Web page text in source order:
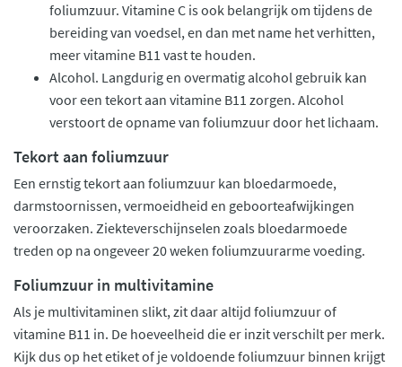
foliumzuur. Vitamine C is ook belangrijk om tijdens de
bereiding van voedsel, en dan met name het verhitten,
meer vitamine B11 vast te houden.
Alcohol. Langdurig en overmatig alcohol gebruik kan
voor een tekort aan vitamine B11 zorgen. Alcohol
verstoort de opname van foliumzuur door het lichaam.
Tekort aan foliumzuur
Een ernstig tekort aan foliumzuur kan bloedarmoede,
darmstoornissen, vermoeidheid en geboorteafwijkingen
veroorzaken. Ziekteverschijnselen zoals bloedarmoede
treden op na ongeveer 20 weken foliumzuurarme voeding.
Foliumzuur in multivitamine
Als je multivitaminen slikt, zit daar altijd foliumzuur of
vitamine B11 in. De hoeveelheid die er inzit verschilt per merk.
Kijk dus op het etiket of je voldoende foliumzuur binnen krijgt